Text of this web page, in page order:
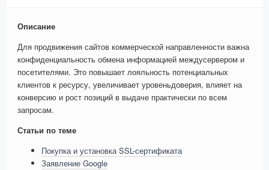
Описание
Для продвижения сайтов коммерческой направленности важна
конфиденциальность обмена информацией междусервером и
посетителями. Это повышает лояльность потенциальных
клиентов к ресурсу, увеличивает уровеньдоверия, влияет на
конверсию и рост позиций в выдаче практически по всем
запросам.
Статьи по теме
Покупка и установка SSL-сертификата
Заявление Google